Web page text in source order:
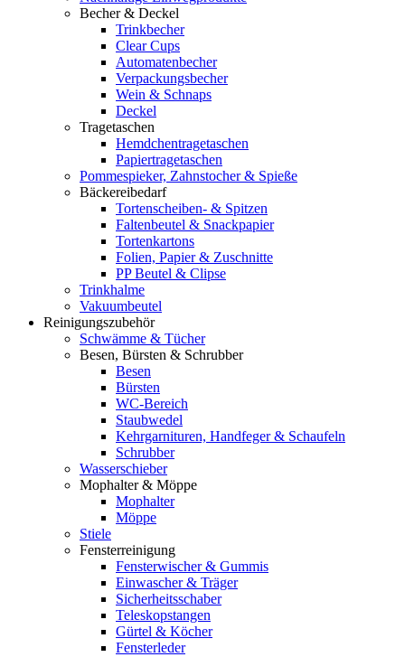
Becher & Deckel
Trinkbecher
Clear Cups
Automatenbecher
Verpackungsbecher
Wein & Schnaps
Deckel
Tragetaschen
Hemdchentragetaschen
Papiertragetaschen
Pommespieker, Zahnstocher & Spieße
Bäckereibedarf
Tortenscheiben- & Spitzen
Faltenbeutel & Snackpapier
Tortenkartons
Folien, Papier & Zuschnitte
PP Beutel & Clipse
Trinkhalme
Vakuumbeutel
Reinigungszubehör
Schwämme & Tücher
Besen, Bürsten & Schrubber
Besen
Bürsten
WC-Bereich
Staubwedel
Kehrgarnituren, Handfeger & Schaufeln
Schrubber
Wasserschieber
Mophalter & Möppe
Mophalter
Möppe
Stiele
Fensterreinigung
Fensterwischer & Gummis
Einwascher & Träger
Sicherheitsschaber
Teleskopstangen
Gürtel & Köcher
Fensterleder